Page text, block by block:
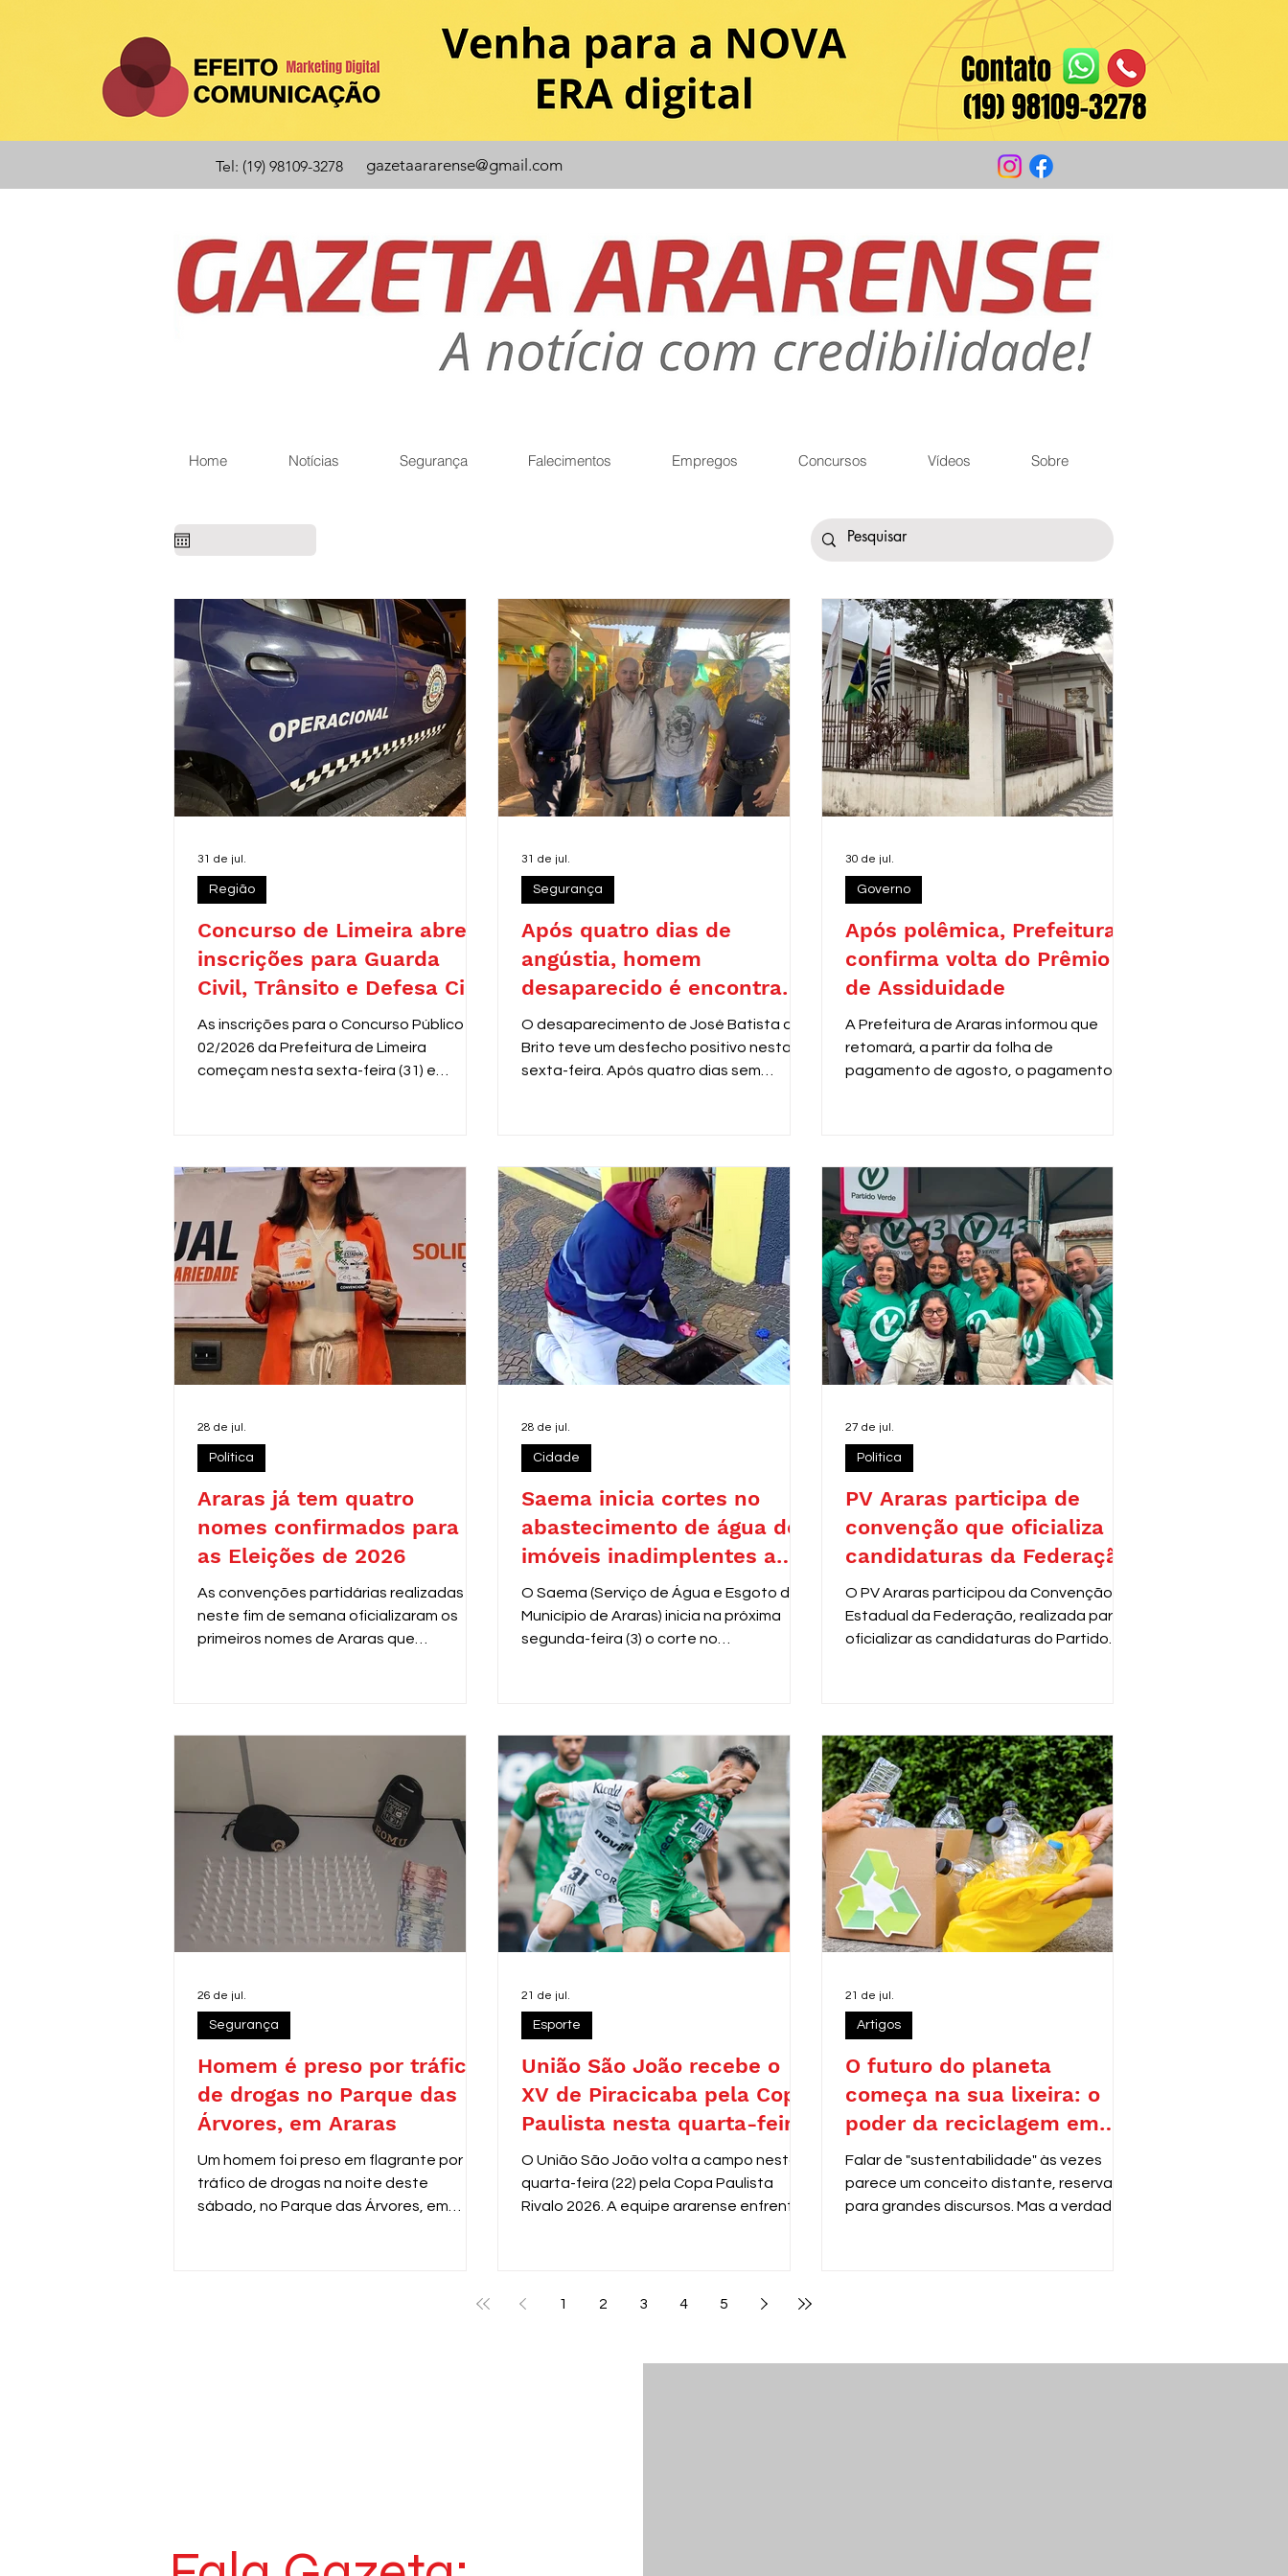
Tel: (19) 98109-3278 gazetaararense@gmail.com
Home Notícias Segurança Falecimentos Empregos Concursos Vídeos Sobre
Concurso de Limeira abre
inscrições para Guarda
Civil, Trânsito e Defesa Civil
com 30 vagas imediatas
As inscrições para o Concurso Público nº
02/2026 da Prefeitura de Limeira
começam nesta sexta-feira (31) e
destinados a candidatos com ensino
médio. Os salários variam de R$ 2.967,51
a R$ 3.306,26.
Região
31 de jul.
Após quatro dias de
angústia, homem
desaparecido é encontrado
em Araras
O desaparecimento de José Batista de
Brito teve um desfecho positivo nesta
sexta-feira. Após quatro dias sem
Segurança
31 de jul.
Após polêmica, Prefeitura
confirma volta do Prêmio
de Assiduidade
A Prefeitura de Araras informou que
retomará, a partir da folha de
pagamento de agosto, o pagamento do
de São Paulo (TJSP).
Governo
30 de jul.
Araras já tem quatro
nomes confirmados para
as Eleições de 2026
As convenções partidárias realizadas
neste fim de semana oficializaram os
primeiros nomes de Araras que
Política
28 de jul.
Saema inicia cortes no
abastecimento de água de
imóveis inadimplentes a
partir de 3 de agosto
O Saema (Serviço de Água e Esgoto do
Município de Araras) inicia na próxima
segunda-feira (3) o corte no
Cidade
28 de jul.
PV Araras participa de
convenção que oficializa
candidaturas da Federação
O PV Araras participou da Convenção
Estadual da Federação, realizada para
oficializar as candidaturas do Partido
com pautas como sustentabilidade,
democracia e desenvolvimento
responsável.
Política
27 de jul.
Homem é preso por tráfico
de drogas no Parque das
Árvores, em Araras
Um homem foi preso em flagrante por
tráfico de drogas na noite deste
sábado, no Parque das Árvores, em
Segurança
26 de jul.
União São João recebe o
XV de Piracicaba pela Copa
Paulista nesta quarta-feira
O União São João volta a campo nesta
quarta-feira (22) pela Copa Paulista
Rivalo 2026. A equipe ararense enfrenta
estadual.
Esporte
21 de jul.
O futuro do planeta
começa na sua lixeira: o
poder da reciclagem em
nossas mãos
Falar de "sustentabilidade" às vezes
parece um conceito distante, reservado
para grandes discursos. Mas a verdade é
Artigos
21 de jul.
1 2 3 4 5